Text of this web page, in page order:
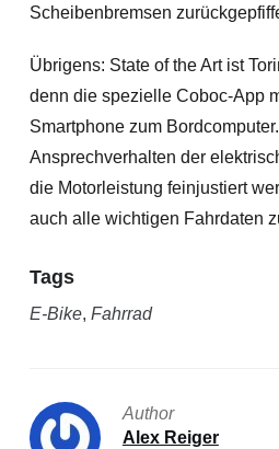
Scheibenbremsen
Übrigens: State of the Art ist
denn die spezielle Coboc-App
Smartphone zum
Ansprechverhalten der
die Motorleistung feinjustiert
auch alle wichtigen Fahrdaten
Tags
E-Bike, Fahrrad
Author
Alex Reiger